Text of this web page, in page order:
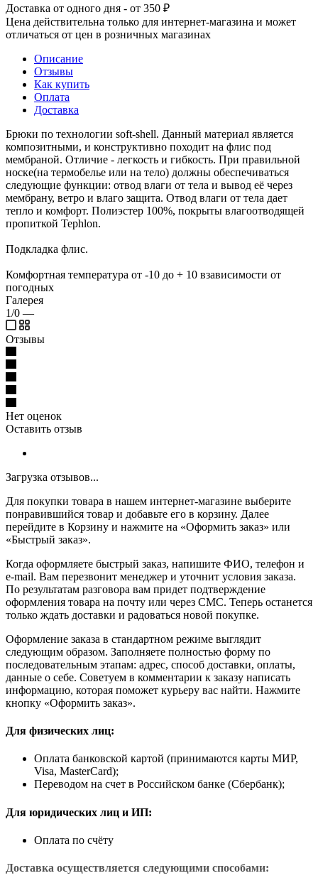
Доставка от одного дня - от 350 ₽
Цена действительна только для интернет-магазина и может
отличаться от цен в розничных магазинах
Описание
Отзывы
Как купить
Оплата
Доставка
Брюки по технологии soft-shell. Данный материал является
композитными, и конструктивно походит на флис под
мембраной. Отличие - легкость и гибкость. При правильной
носке(на термобелье или на тело) должны обеспечиваться
следующие функции: отвод влаги от тела и вывод её через
мембрану, ветро и влаго защита. Отвод влаги от тела дает
тепло и комфорт. Полиэстер 100%, покрыты влагоотводящей
пропиткой Tephlon.
Подкладка флис.
Комфортная температура от -10 до + 10 взависимости от
погодных
Галерея
1/0 —
Отзывы
Нет оценок
Оставить отзыв
Загрузка отзывов...
Для покупки товара в нашем интернет-магазине выберите
понравившийся товар и добавьте его в корзину. Далее
перейдите в Корзину и нажмите на «Оформить заказ» или
«Быстрый заказ».
Когда оформляете быстрый заказ, напишите ФИО, телефон и
e-mail. Вам перезвонит менеджер и уточнит условия заказа.
По результатам разговора вам придет подтверждение
оформления товара на почту или через СМС. Теперь останется
только ждать доставки и радоваться новой покупке.
Оформление заказа в стандартном режиме выглядит
следующим образом. Заполняете полностью форму по
последовательным этапам: адрес, способ доставки, оплаты,
данные о себе. Советуем в комментарии к заказу написать
информацию, которая поможет курьеру вас найти. Нажмите
кнопку «Оформить заказ».
Для физических лиц:
Оплата банковской картой (принимаются карты МИР,
Visa, MasterCard);
Переводом на счет в Российском банке (Сбербанк);
Для юридических лиц и ИП:
Оплата по счёту
Доставка осуществляется следующими способами: